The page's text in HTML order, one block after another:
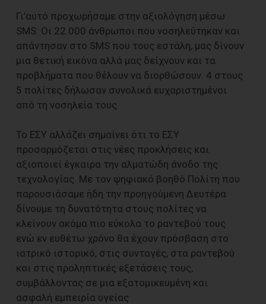
Γι’αυτό προχωρήσαμε στην αξιολόγηση μέσω
SMS: Οι 22.000 άνθρωποι που νοσηλεύτηκαν και
απάντησαν στο SMS που τους εστάλη, μας δίνουν
μια θετική εικόνα αλλά μας δείχνουν και τα
προβλήματα που θέλουν να διορθώσουν. 4 στους
5 πολίτες δήλωσαν συνολικά ευχαριστημένοι
από τη νοσηλεία τους.
Το ΕΣΥ αλλάζει σημαίνει ότι το ΕΣΥ
προσαρμόζεται στις νέες προκλήσεις και
αξιοποιεί έγκαιρα την αλματώδη άνοδο της
τεχνολογίας. Με τον ψηφιακό βοηθό Πολίτη που
παρουσιάσαμε ήδη την προηγούμενη Δευτέρα
δίνουμε τη δυνατότητα στους πολίτες να
κλείνουν ακόμα πιο εύκολα το ραντεβού τους
ενώ εν ευθέτω χρόνο θα έχουν πρόσβαση στο
ιατρικό ιστορικό, στις συνταγές, στα ραντεβού
και στις προληπτικές εξετάσεις τους,
συμβάλλοντας σε μια εξατομικευμένη και
ασφαλή εμπειρία υγείας